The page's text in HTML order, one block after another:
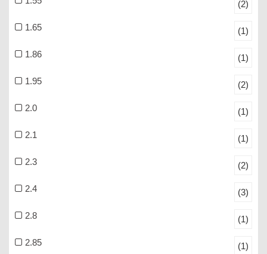
(2)
1.65 (1)
1.86 (1)
1.95 (2)
2.0 (1)
2.1 (1)
2.3 (2)
2.4 (3)
2.8 (1)
2.85 (1)